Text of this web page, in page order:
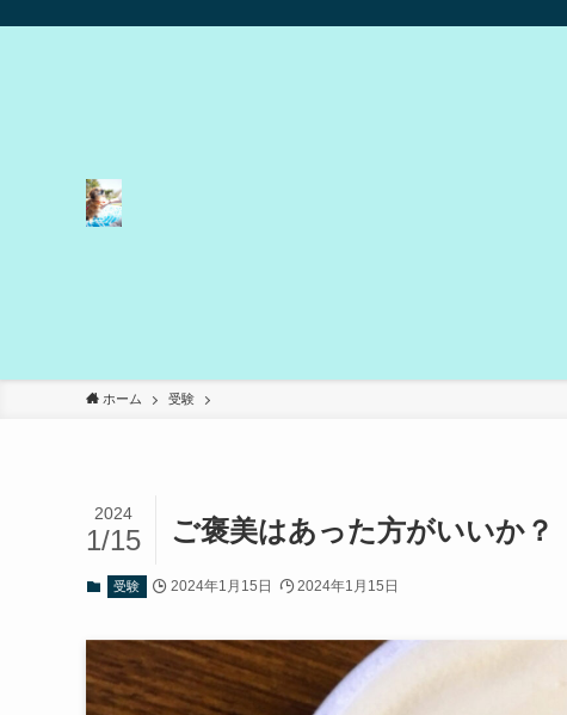
ホーム 受験
ご褒美はあった方がいいか？
2024
1/15
受験 2024年1月15日 2024年1月15日